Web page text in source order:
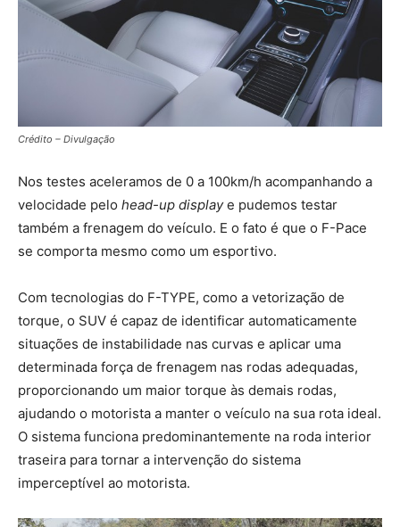
Crédito – Divulgação
Nos testes aceleramos de 0 a 100km/h acompanhando a
velocidade pelo head-up displaye pudemos testar
também a frenagem do veículo. E o fato é que o F-Pace
se comporta mesmo como um esportivo.
Com tecnologias do F-TYPE, como a vetorização de
torque, o SUV é capaz de identificar automaticamente
situações de instabilidade nas curvas e aplicar uma
determinada força de frenagem nas rodas adequadas,
proporcionando um maior torque às demais rodas,
ajudando o motorista a manter o veículo na sua rota ideal.
O sistema funciona predominantemente na roda interior
traseira para tornar a intervenção do sistema
imperceptível ao motorista.